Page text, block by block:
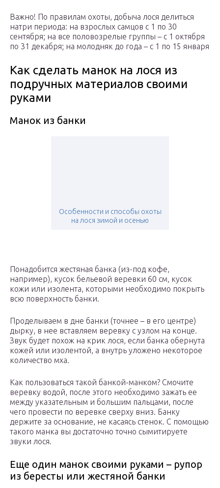
Важно! По правилам охоты, добыча лося делиться
натри периода: на взрослых самцов с 1 по 30
сентября; на все половозрелые группы – с 1 октября
по 31 декабря; на молодняк до года – с 1 по 15 января
Как сделать манок на лося из
подручных материалов своими
руками
Манок из банки
Особенности и способы охоты
на лося зимой и осенью
Понадобится жестяная банка (из-под кофе,
например), кусок бельевой веревки 60 см, кусок
кожи или изолента, которыми необходимо покрыть
всю поверхность банки.
Проделываем в дне банки (точнее – в его центре)
дырку, в нее вставляем веревку с узлом на конце.
Звук будет похож на крик лося, если банка обернута
кожей или изолентой, а внутрь уложено некоторое
количество мха.
Как пользоваться такой банкой-манком? Смочите
веревку водой, после этого необходимо зажать ее
между указательным и большим пальцами, после
чего провести по веревке сверху вниз. Банку
держите за основание, не касаясь стенок. С помощью
такого манка вы достаточно точно сымитируете
звуки лося.
Еще один манок своими руками – рупор
из бересты или жестяной банки